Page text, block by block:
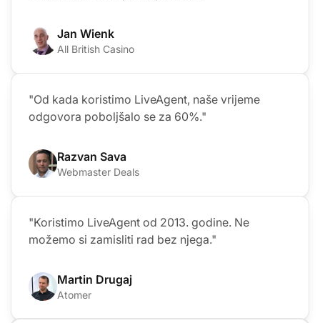
Jan Wienk
All British Casino
"Od kada koristimo LiveAgent, naše vrijeme
odgovora poboljšalo se za 60%."
Razvan Sava
Webmaster Deals
"Koristimo LiveAgent od 2013. godine. Ne
možemo si zamisliti rad bez njega."
Martin Drugaj
Atomer